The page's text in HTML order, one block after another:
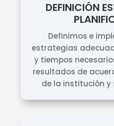
DEFINICIÓN
Definimos e
estrategias
y tiempos
resultados de
de la institución y